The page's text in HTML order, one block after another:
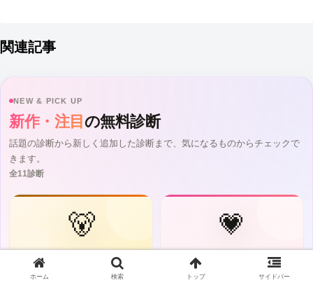
関連記事
NEW & PICK UP
新作・注目 の無料診断
話題の診断から新しく追加した診断まで、気になるものからチェックで
きます。
全11診断
🐻
SNSで話題
恋するへびべあ診断
💗
最新リリース
えちえちMBTI診断
ホーム 検索 トップ サイドバー